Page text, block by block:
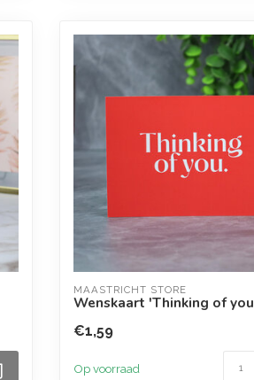
MAASTRICHT STORE
Wenskaart 'Thinking of
€1,59
Op voorraad